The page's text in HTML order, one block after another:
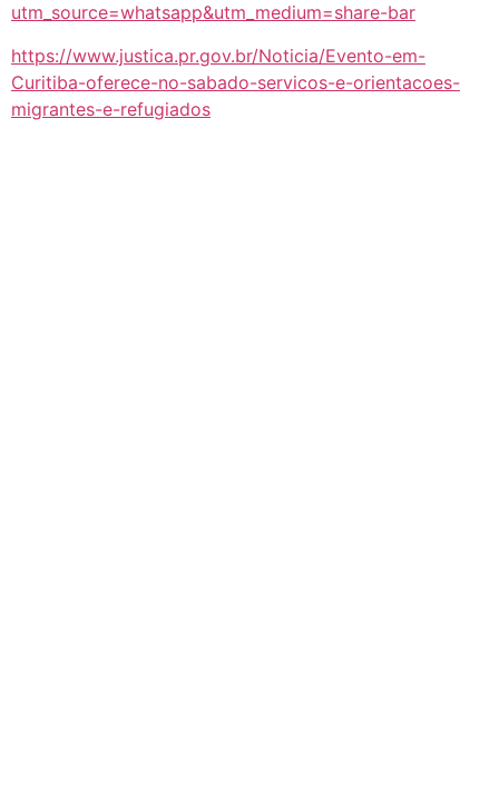
utm_source=whatsapp&utm_medium=share-bar
https://www.justica.pr.gov.br/Noticia/Evento-em-
Curitiba-oferece-no-sabado-servicos-e-orientacoes-
migrantes-e-refugiados